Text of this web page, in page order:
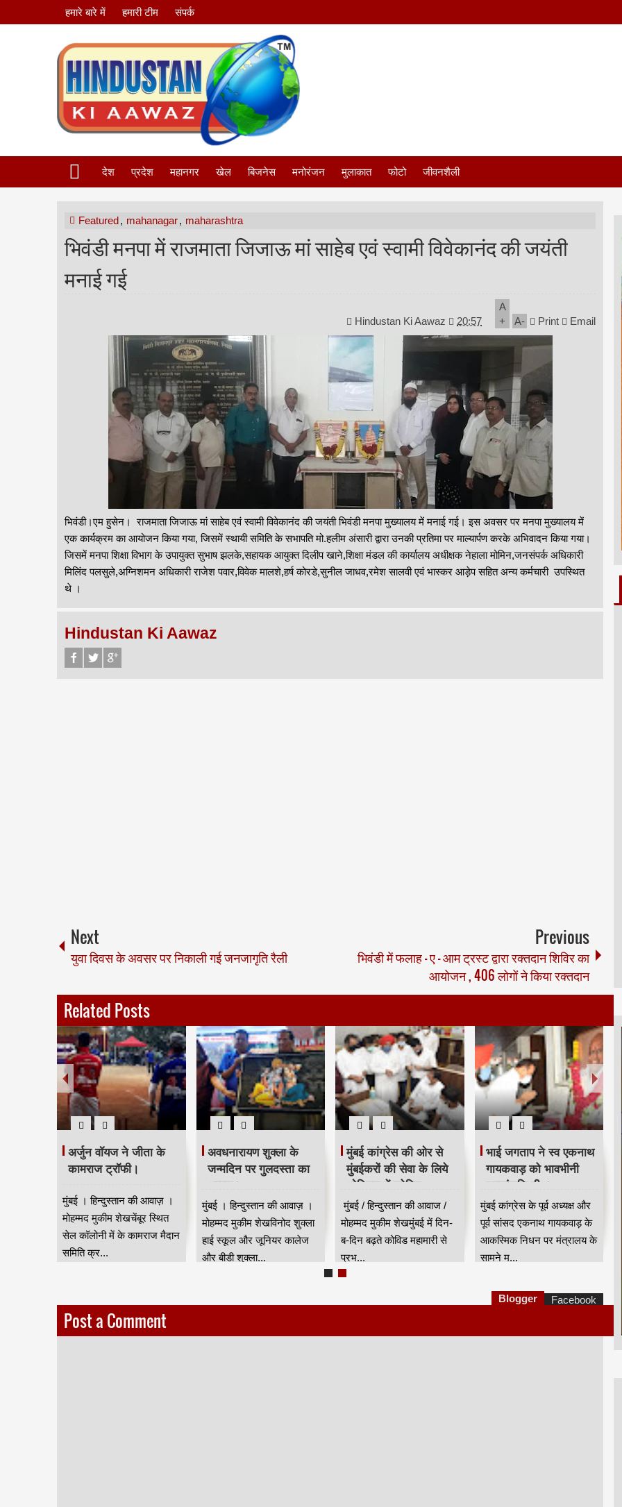
हमारे बारे में हमारी टीम संपर्क
देश प्रदेश महानगर खेल बिजनेस मनोरंजन मुलाकात फोटो जीवनशैली
Featured, mahanagar, maharashtra
भिवंडी मनपा में राजमाता जिजाऊ मां साहेब एवं स्वामी विवेकानंद की जयंती
मनाई गई
Hindustan Ki Aawaz 20:57
A
+
A- Print Email
भिवंडी।एम हुसेन। राजमाता जिजाऊ मां साहेब एवं स्वामी विवेकानंद की जयंती भिवंडी मनपा मुख्यालय में मनाई गई। इस अवसर पर मनपा मुख्यालय में
एक कार्यक्रम का आयोजन किया गया, जिसमें स्थायी समिति के सभापति मो.हलीम अंसारी द्वारा उनकी प्रतिमा पर माल्यार्पण करके अभिवादन किया गया।
जिसमें मनपा शिक्षा विभाग के उपायुक्त सुभाष झलके,सहायक आयुक्त दिलीप खाने,शिक्षा मंडल की कार्यालय अधीक्षक नेहाला मोमिन,जनसंपर्क अधिकारी
मिलिंद पलसुले,अग्निशमन अधिकारी राजेश पवार,विवेक मालशे,हर्ष कोरडे,सुनील जाधव,रमेश सालवी एवं भास्कर आड़ेप सहित अन्य कर्मचारी उपस्थित
थे ।
Hindustan Ki Aawaz
Next
युवा दिवस के अवसर पर निकाली गई जनजागृति रैली
Previous
भिवंडी में फलाह - ए - आम ट्रस्ट द्वारा रक्तदान शिविर का
आयोजन , 406 लोगों ने किया रक्तदान
Related Posts
मजिंदर खरवार ने संगठन
को मजबूत बनाने की अपील
नई दिल्ली से मुंबई के वरिष्ठ
पत्रकार कपिलदेव खरवार की
रिपोर्ट।खरवार वेल्फेयर
सोसायटी(रजि) की तरफ से ...
खरवार सोसायटी का स्नेह
सम्मेलन सम्पन्न।
नई दिल्ली । हिन्दुस्तान की
आवाज़ । विशेष
संवाददाता खरवार वेल्फेयर
सोसायटी(रजि) की तरफ से नई
अल्पसंख्यक विकास व
सशक्तिकरण संस्था व
घाटकोपर पोलीस ठाणे के
संयुक्त तत्वावधान में नशा
मुक्ति अभियान
मुंबई | हिन्दुस्तान की आवाज |
मोहम्मद मुकीम शेख मुंबई,
अल्पसंख्यक विकास व
सशक्तिकरण संस्था एवं ...
Dargah Sharif Me
karamati Hair oil
karamat jaan kar
sab hairan | दरगाह
शरीफ में करामाती बालो का
तेल😍
भिलाई | हिन्दुस्तान की आवाज |
मोहम्मद मुकीम शेखदोस्तो आज मैं
अल्लाह के एक वली की दरगाह
शरीफ पर लेकर ...
Post a Comment
Blogger Facebook